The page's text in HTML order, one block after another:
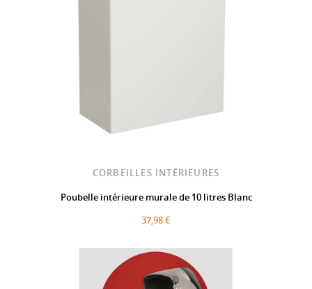
CORBEILLES INTÉRIEURES
Poubelle intérieure murale de 10 litres Blanc
37,98 €